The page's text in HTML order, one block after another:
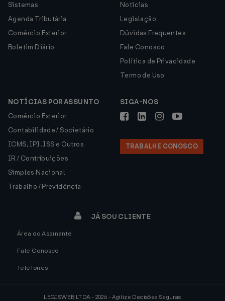
Sistemas
Agenda Tributária
Comércio Exterior
Boletim Diário
Notícias
Legislação
Dúvidas Frequentes
Fale Conosco
Política de Privacidade
Termo de Uso
NOTÍCIAS POR ASSUNTO
Comércio Exterior
Contabilidade / Societário
ICMS, IPI, ISS e Outros
IR / Contribuições
Simples Nacional
Trabalho / Previdência
SIGA-NOS
TRABALHE CONOSCO
JÁ SOU CLIENTE
Área do Assinante
Fale Conosco
Telefones
LEGISWEB LTDA - 2026 - Agilize Decisões Seguras